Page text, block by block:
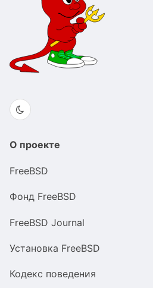
О проекте
FreeBSD
Фонд FreeBSD
FreeBSD Journal
Установка FreeBSD
Кодекс поведения